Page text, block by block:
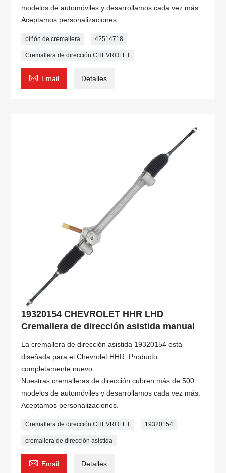
modelos de automóviles y desarrollamos cada vez más.
Aceptamos personalizaciones.
piñón de cremallera 42514718
Cremallera de dirección CHEVROLET
 Email Detalles
19320154 CHEVROLET HHR LHD
Cremallera de dirección asistida manual
La cremallera de dirección asistida 19320154 está
diseñada para el Chevrolet HHR. Producto
completamente nuevo.
Nuestras cremalleras de dirección cubren más de 500
modelos de automóviles y desarrollamos cada vez más.
Aceptamos personalizaciones.
Cremallera de dirección CHEVROLET 19320154
cremallera de dirección asistida
 Email Detalles